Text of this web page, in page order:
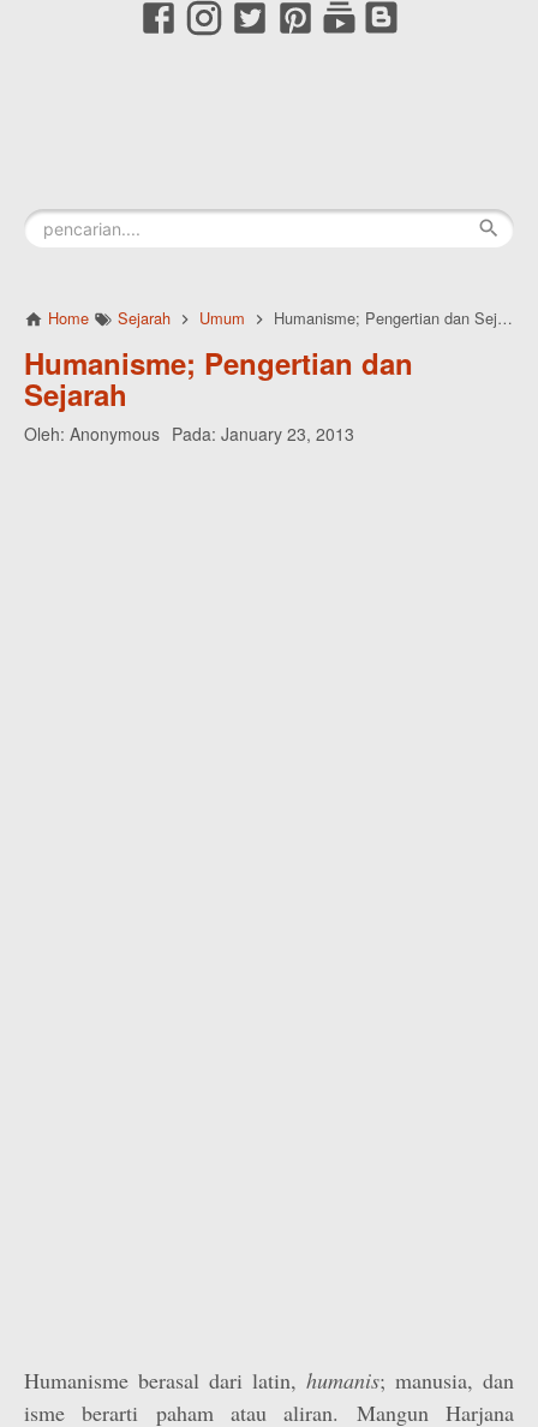
Home Sejarah Umum Humanisme; Pengertian dan Sejarah
Humanisme; Pengertian dan
Sejarah
Oleh: Anonymous Pada: January 23, 2013
Humanisme berasal dari latin, humanis; manusia, dan
isme berarti paham atau aliran. Mangun Harjana